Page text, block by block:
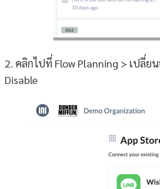
2. คลิกไปที่ Flow Planning > เปลี่ย
Disable